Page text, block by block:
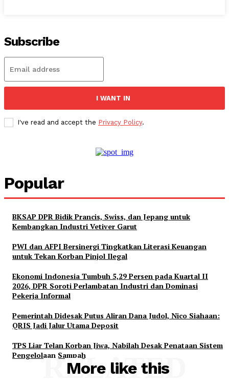
Subscribe
I WANT IN
I've read and accept the Privacy Policy.
Popular
BKSAP DPR Bidik Prancis, Swiss, dan Jepang untuk
Kembangkan Industri Vetiver Garut
PWI dan AFPI Bersinergi Tingkatkan Literasi Keuangan
untuk Tekan Korban Pinjol Ilegal
Ekonomi Indonesia Tumbuh 5,29 Persen pada Kuartal II
2026, DPR Soroti Perlambatan Industri dan Dominasi
Pekerja Informal
Pemerintah Didesak Putus Aliran Dana Judol, Nico Siahaan:
QRIS Jadi Jalur Utama Deposit
TPS Liar Telan Korban Jiwa, Nabilah Desak Penataan Sistem
Pengelolaan Sampah
More like this
RELATED